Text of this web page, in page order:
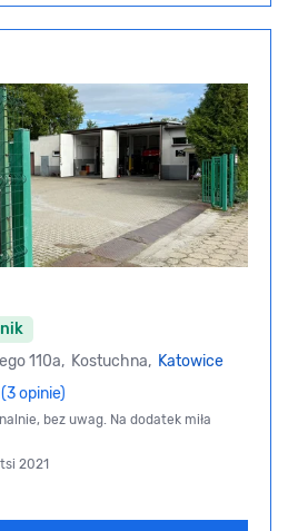
110a, Kostuchna, Katowice
(3 opinie)
bez uwag. Na dodatek miła
2021